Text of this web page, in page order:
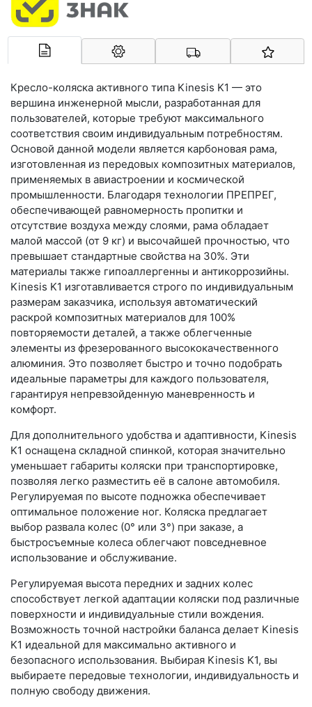
Арконт-Мед
Кресло-коляска активного типа Kinesis K1 — это
вершина инженерной мысли, разработанная для
пользователей, которые требуют максимального
соответствия своим индивидуальным потребностям.
Основой данной модели является карбоновая рама,
изготовленная из передовых композитных материалов,
применяемых в авиастроении и космической
промышленности. Благодаря технологии ПРЕПРЕГ,
обеспечивающей равномерность пропитки и
отсутствие воздуха между слоями, рама обладает
малой массой (от 9 кг) и высочайшей прочностью, что
превышает стандартные свойства на 30%. Эти
материалы также гипоаллергенны и антикоррозийны.
Kinesis K1 изготавливается строго по индивидуальным
размерам заказчика, используя автоматический
раскрой композитных материалов для 100%
повторяемости деталей, а также облегченные
элементы из фрезерованного высококачественного
алюминия. Это позволяет быстро и точно подобрать
идеальные параметры для каждого пользователя,
гарантируя непревзойденную маневренность и
комфорт.
Для дополнительного удобства и адаптивности, Kinesis
K1 оснащена складной спинкой, которая значительно
уменьшает габариты коляски при транспортировке,
позволяя легко разместить её в салоне автомобиля.
Регулируемая по высоте подножка обеспечивает
оптимальное положение ног. Коляска предлагает
выбор развала колес (0° или 3°) при заказе, а
быстросъемные колеса облегчают повседневное
использование и обслуживание.
Регулируемая высота передних и задних колес
способствует легкой адаптации коляски под различные
поверхности и индивидуальные стили вождения.
Возможность точной настройки баланса делает Kinesis
K1 идеальной для максимально активного и
безопасного использования. Выбирая Kinesis K1, вы
выбираете передовые технологии, индивидуальность и
полную свободу движения.